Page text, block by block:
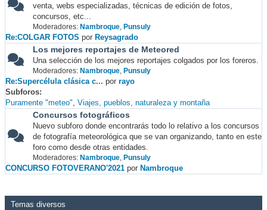
venta, webs especializadas, técnicas de edición de fotos,
concursos, etc...
Moderadores: Nambroque, Punsuly
Re:COLGAR FOTOS por Reysagrado
Los mejores reportajes de Meteored
Una selección de los mejores reportajes colgados por los foreros.
Moderadores: Nambroque, Punsuly
Re:Supercélula clásica c... por rayo
Subforos
Puramente "meteo" Viajes, pueblos, naturaleza y montaña
Concursos fotográficos
Nuevo subforo donde encontrarás todo lo relativo a los concursos
de fotografía meteorológica que se van organizando, tanto en este
foro como desde otras entidades.
Moderadores: Nambroque, Punsuly
CONCURSO FOTOVERANO'2021 por Nambroque
Temas diversos